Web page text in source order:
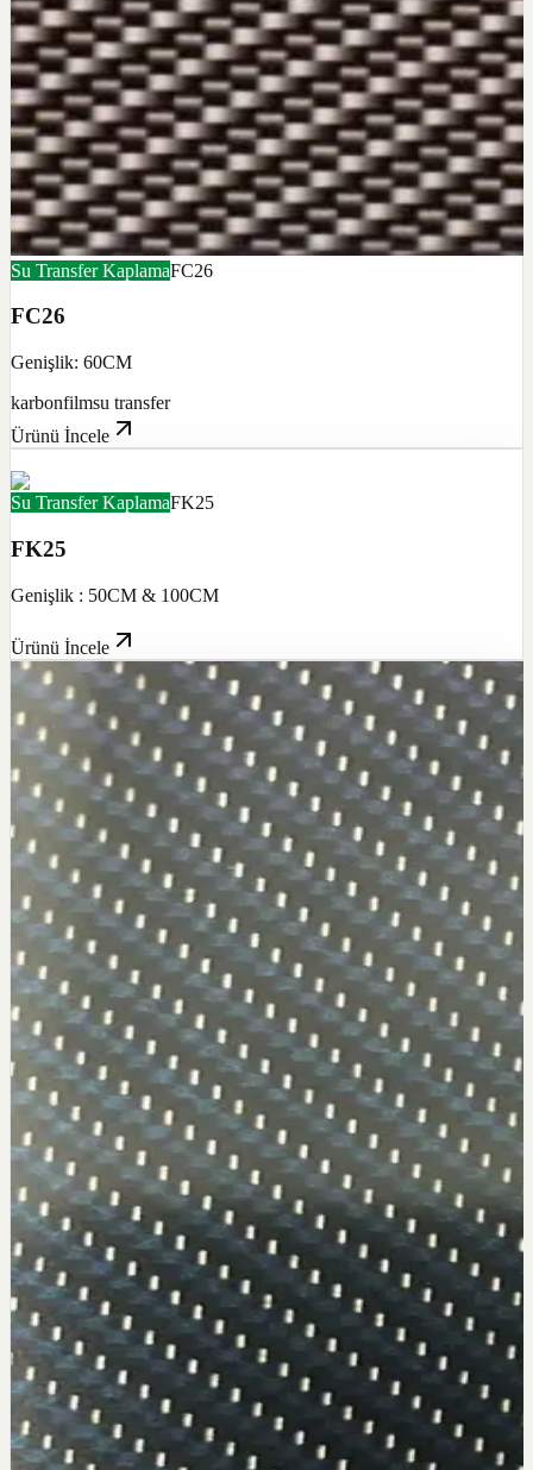
Su Transfer KaplamaFC26
FC26
Genişlik: 60CM
karbonfilmsu transfer
Ürünü İncele
Su Transfer KaplamaFK25
FK25
Genişlik : 50CM & 100CM
Ürünü İncele